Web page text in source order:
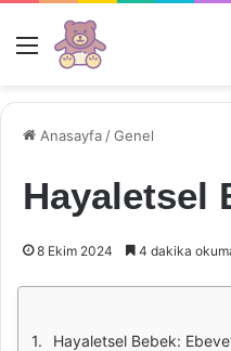
Menü
Anasayfa /Genel
Hayaletsel
8 Ekim 2024 4 dakika
Hayaletsel Bebek: